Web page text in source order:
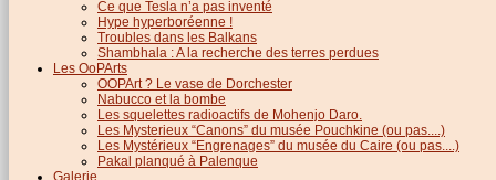
Ce que Tesla n’a pas inventé
Hype hyperboréenne !
Troubles dans les Balkans
Shambhala : A la recherche des terres perdues
Les OoPArts
OOPArt ? Le vase de Dorchester
Nabucco et la bombe
Les squelettes radioactifs de Mohenjo Daro.
Les Mysterieux “Canons” du musée Pouchkine (ou pas....)
Les Mystérieux “Engrenages” du musée du Caire (ou pas....)
Pakal planqué à Palenque
Galerie